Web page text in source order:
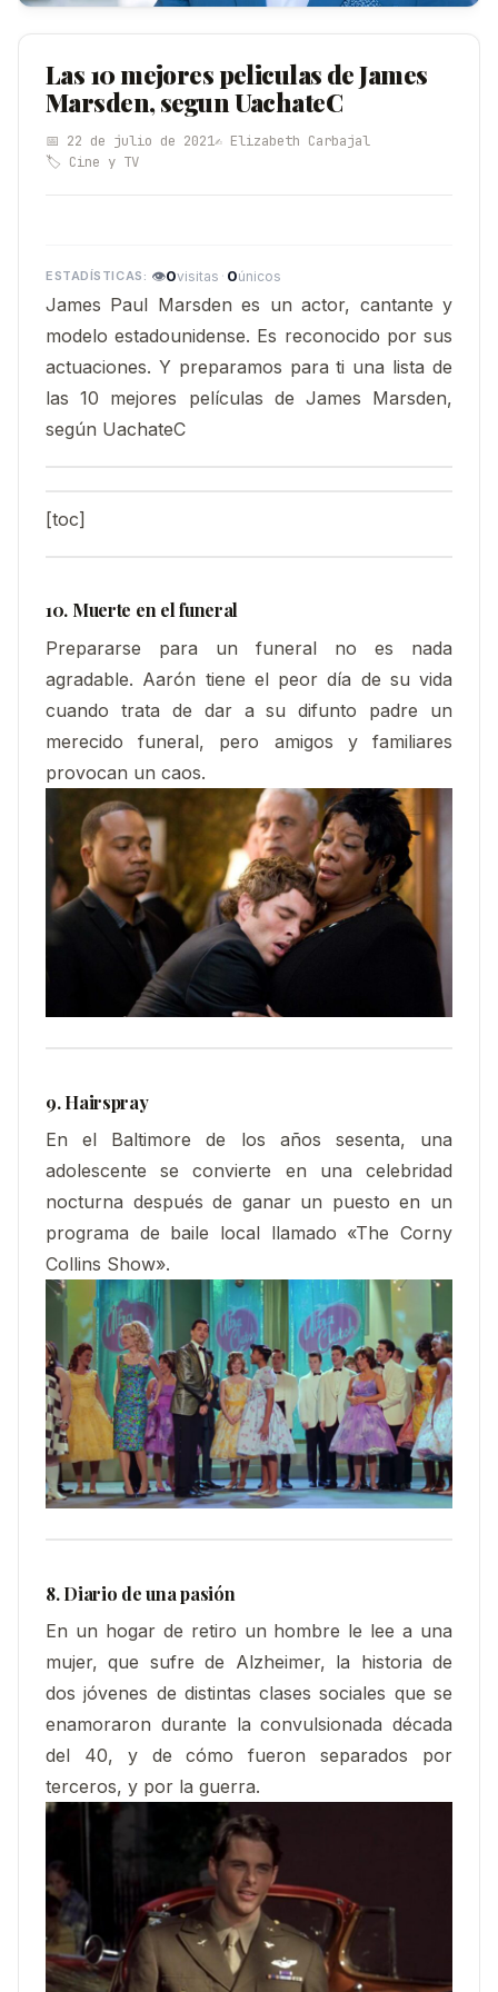
Las 10 mejores peliculas de James
Marsden, segun UachateC
📅 22 de julio de 2021✍️ Elizabeth Carbajal
🏷️ Cine y TV
👁0visitas · 0únicos
James Paul Marsden es un actor, cantante y
modelo estadounidense. Es reconocido por sus
actuaciones. Y preparamos para ti una lista de
las 10 mejores películas de James Marsden,
según UachateC
[toc]
10. Muerte en el funeral
Prepararse para un funeral no es nada
agradable. Aarón tiene el peor día de su vida
cuando trata de dar a su difunto padre un
merecido funeral, pero amigos y familiares
provocan un caos.
9. Hairspray
En el Baltimore de los años sesenta, una
adolescente se convierte en una celebridad
nocturna después de ganar un puesto en un
programa de baile local llamado «The Corny
Collins Show».
8. Diario de una pasión
En un hogar de retiro un hombre le lee a una
mujer, que sufre de Alzheimer, la historia de
dos jóvenes de distintas clases sociales que se
enamoraron durante la convulsionada década
del 40, y de cómo fueron separados por
terceros, y por la guerra.